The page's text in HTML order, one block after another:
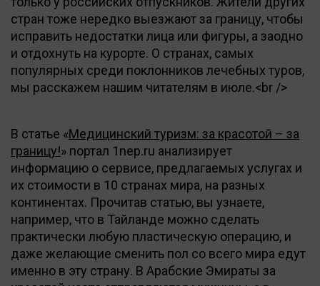
стран тоже нередко выезжают за границу, чтобы
исправить недостатки лица или фигуры, а заодно
и отдохнуть на курорте. О странах, самых
популярных среди поклонников лечебных туров,
мы расскажем нашим читателям в июле.<br />
В статье «Медицинский туризм: за красотой – за
границу!» портал 1nep.ru анализирует
информацию о сервисе, предлагаемых услугах и
их стоимости в 10 странах мира, на разных
континентах. Прочитав статью, вы узнаете,
например, что в Тайланде можно сделать
практически любую пластическую операцию, и
даже желающие сменить пол со всего мира едут
именно в эту страну. В Арабские Эмираты за